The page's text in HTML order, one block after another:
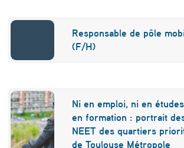
Responsable de pôle
(F/H)
Ni en emploi, ni en
en formation : portrait
NEET des quartiers
de Toulouse Métropole